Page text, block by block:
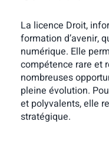
La licence Droit,
formation d’avenir,
numérique. Elle
compétence rare et
nombreuses
pleine évolution.
et polyvalents, elle
stratégique.